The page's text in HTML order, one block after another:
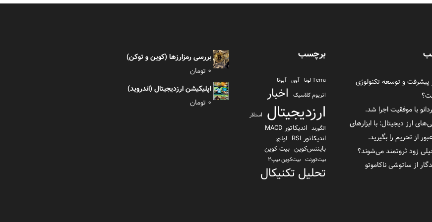
و توسعه تکنولوژی
با موفقیت اجرا شد.
ارز دیجیتال: با ابزارهای
از تحریم را بگیرید.
زود ثروتمند می‌شوند؟
برچسب
Terra لونا آوی آیوتا
اتریوم کلاسیک
اخبار
ارزدیجیتال
استلار
الگورند اندیکاتور MACD
اندیکاتور RSI
اولنچ
بایننس‌کوین بیت کوین
بیت‌تورنت بیت‌کوین بیپ2
تحلیل تکنیکال
بررسی رمزارزها (کوین و توکن)
0 تومان
اپلیکیشن ارزدیجیتال (اندروید)
0 تومان